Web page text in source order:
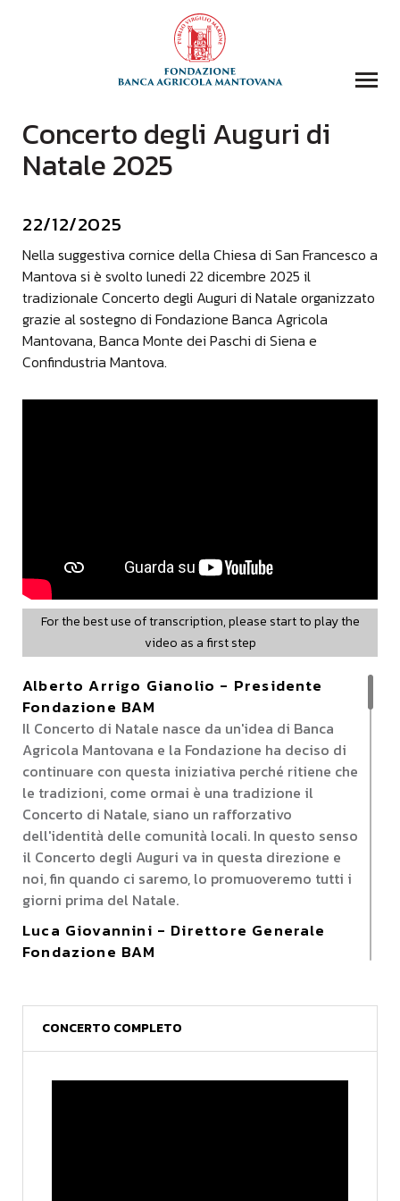
COLLEZIONI
BIBLIOTECA
EVENTI E STORIE
DOMANDA CONTRIBUTI
COMUNICAZIONE
DONAZIONI
CONTATTI
Concerto degli Auguri di
Natale 2025
22/12/2025
Nella suggestiva cornice della Chiesa di San Francesco a
Mantova si è svolto lunedi 22 dicembre 2025 il
tradizionale Concerto degli Auguri di Natale organizzato
grazie al sostegno di Fondazione Banca Agricola
Mantovana, Banca Monte dei Paschi di Siena e
Confindustria Mantova.
For the best use of transcription, please start to play the
video as a first step
Alberto Arrigo Gianolio - Presidente
Fondazione BAM
Il Concerto di Natale nasce da un'idea di Banca
Agricola Mantovana e la Fondazione ha deciso di
continuare con questa iniziativa perché ritiene che
le tradizioni, come ormai è una tradizione il
Concerto di Natale, siano un rafforzativo
dell'identità delle comunità locali. In questo senso
il Concerto degli Auguri va in questa direzione e
noi, fin quando ci saremo, lo promuoveremo tutti i
giorni prima del Natale.
Luca Giovannini - Direttore Generale
Fondazione BAM
la facciamo qui, nella suggestiva chiesa di San
Francesco.
È importante perché è un momento di grande
CONCERTO COMPLETO